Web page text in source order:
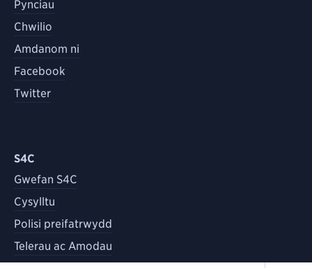
Pynciau
Chwilio
Amdanom ni
Facebook
Twitter
S4C
Gwefan S4C
Cysylltu
Polisi preifatrwydd
Telerau ac Amodau